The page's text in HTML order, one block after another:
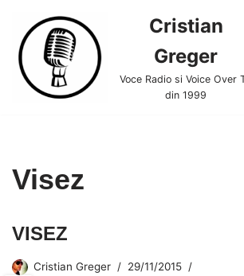
Skip
to
content
Cristian
Greger
Voce Radio si Voice Over
din 1999
Visez
VISEZ
Cristian Greger
29/11/2015